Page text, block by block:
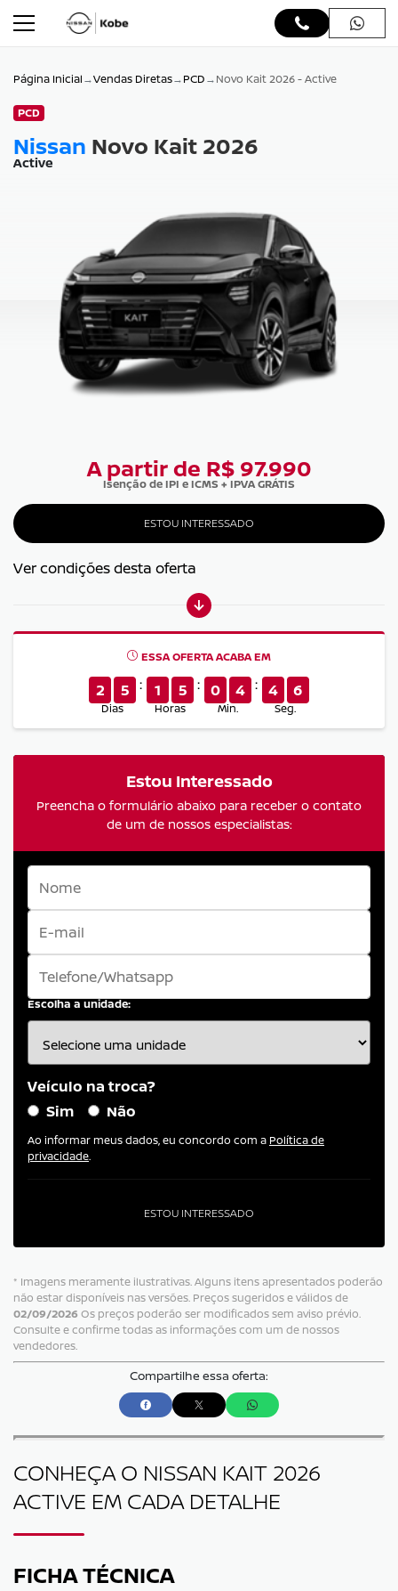
Página Inicial Vendas Diretas PCD Novo Kait 2026 - Active
PCD
Nissan Novo Kait 2026
Active
A partir de R$ 97.990
Isenção de IPI e ICMS + IPVA GRÁTIS
ESTOU INTERESSADO
Ver condições desta oferta
ESSA OFERTA ACABA EM
2 5
Dias
1 5
Horas
0 4
Min.
4 6
Seg.
Estou Interessado
Preencha o formulário abaixo para receber o contato
de um de nossos especialistas:
Escolha a unidade:
Veículo na troca?
Sim
Não
Ao informar meus dados, eu concordo com a Política de
privacidade.
ESTOU INTERESSADO
* Imagens meramente ilustrativas. Alguns itens apresentados poderão
não estar disponíveis nas versões. Preços sugeridos e válidos de
02/09/2026 Os preços poderão ser modificados sem aviso prévio.
Consulte e confirme todas as informações com um de nossos
vendedores.
Compartilhe essa oferta:
CONHEÇA O NISSAN KAIT 2026
ACTIVE EM CADA DETALHE
FICHA TÉCNICA